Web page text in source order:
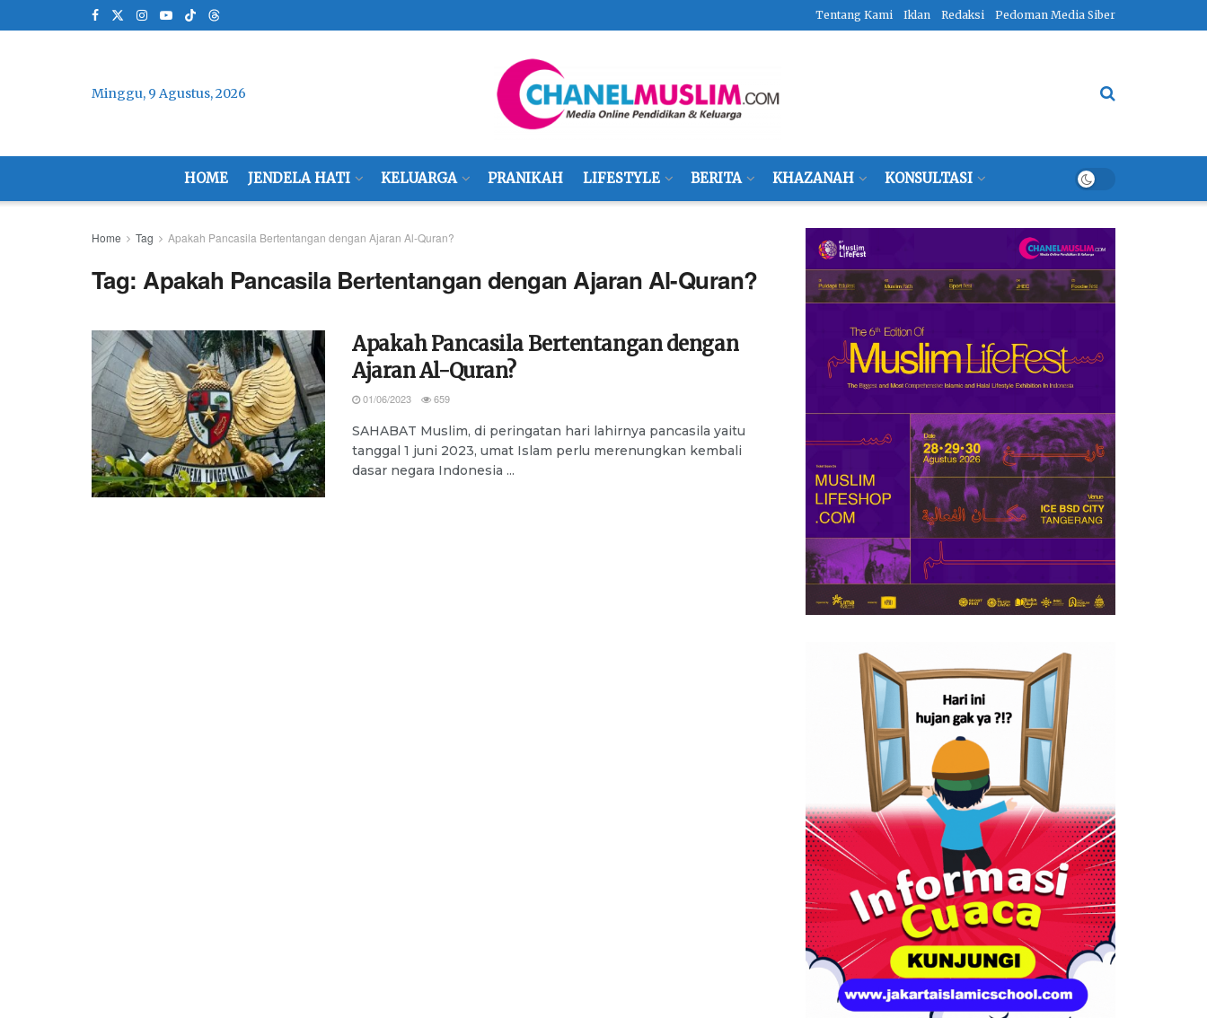
Tentang Kami Iklan Redaksi Pedoman Media Siber
Minggu, 9 Agustus, 2026
HOME JENDELA HATI KELUARGA PRANIKAH LIFESTYLE BERITA KHAZANAH KONSULTASI
Home Tag Apakah Pancasila Bertentangan dengan Ajaran Al-Quran?
Tag:Apakah Pancasila Bertentangan dengan Ajaran Al-Quran?
Apakah Pancasila Bertentangan dengan
Ajaran Al-Quran?
01/06/2023 659
SAHABAT Muslim, di peringatan hari lahirnya pancasila yaitu
tanggal 1 juni 2023, umat Islam perlu merenungkan kembali
dasar negara Indonesia ...